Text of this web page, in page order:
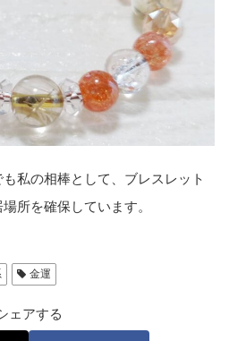
私の相棒として、ブレスレット
所を確保しています。
金運
ェアする